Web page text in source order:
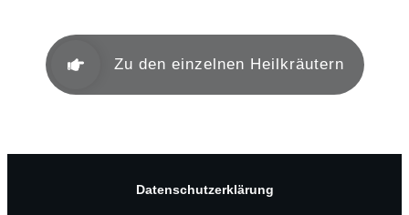
Zu den einzelnen Heilkräutern
Datenschutzerklärung